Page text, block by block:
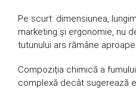
Pe scurt: dimensiunea,
marketing și ergonomie, nu
tutunului ars rămâne
Compoziția chimică a
complexă decât sugerează